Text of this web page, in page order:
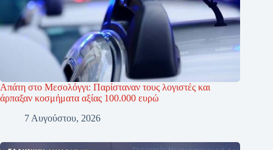
Απάτη στο Μεσολόγγι: Παρίσταναν τους λογιστές και
άρπαξαν κοσμήματα αξίας 100.000 ευρώ
7 Αυγούστου, 2026